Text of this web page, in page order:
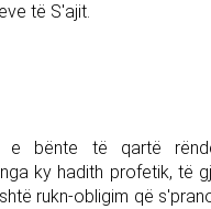
të S'ajit.
bënte të qartë
ky hadith profetik, të
rukn-obligim që